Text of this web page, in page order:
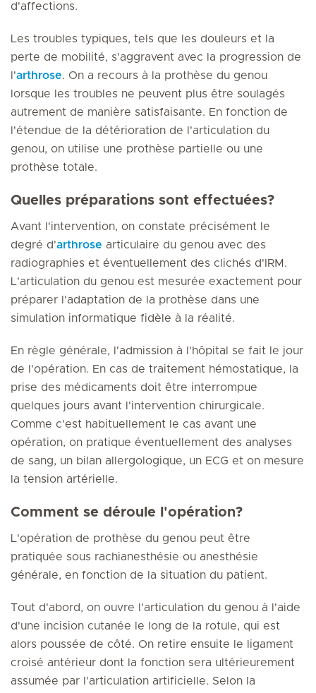
d'affections.
Les troubles typiques, tels que les douleurs et la
perte de mobilité, s'aggravent avec la progression de
l'arthrose. On a recours à la prothèse du genou
lorsque les troubles ne peuvent plus être soulagés
autrement de manière satisfaisante. En fonction de
l'étendue de la détérioration de l'articulation du
genou, on utilise une prothèse partielle ou une
prothèse totale.
Quelles préparations sont effectuées?
Avant l'intervention, on constate précisément le
degré d'arthrose articulaire du genou avec des
radiographies et éventuellement des clichés d'IRM.
L'articulation du genou est mesurée exactement pour
préparer l'adaptation de la prothèse dans une
simulation informatique fidèle à la réalité.
En règle générale, l'admission à l'hôpital se fait le jour
de l'opération. En cas de traitement hémostatique, la
prise des médicaments doit être interrompue
quelques jours avant l'intervention chirurgicale.
Comme c'est habituellement le cas avant une
opération, on pratique éventuellement des analyses
de sang, un bilan allergologique, un ECG et on mesure
la tension artérielle.
Comment se déroule l'opération?
L'opération de prothèse du genou peut être
pratiquée sous rachianesthésie ou anesthésie
générale, en fonction de la situation du patient.
Tout d'abord, on ouvre l'articulation du genou à l'aide
d'une incision cutanée le long de la rotule, qui est
alors poussée de côté. On retire ensuite le ligament
croisé antérieur dont la fonction sera ultérieurement
assumée par l'articulation artificielle. Selon la